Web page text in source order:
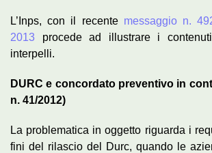
L’Inps, con il recente messaggio n.
2013 procede ad illustrare i
interpelli.
DURC e concordato preventivo in
n. 41/2012)
La problematica in oggetto riguarda i
fini del rilascio del Durc, quando le